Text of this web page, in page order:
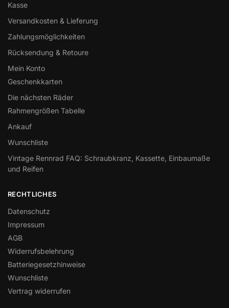
Kasse
Versandkosten & Lieferung
Zahlungsmöglichkeiten
Rücksendung & Retoure
Mein Konto
Geschenkkarten
Die nächsten Räder
Rahmengrößen Tabelle
Ankauf
Wunschliste
Vintage Rennrad FAQ: Schraubkranz, Kassette, Einbaumaße
und Reifen
RECHTLICHES
Datenschutz
Impressum
AGB
Widerrufsbelehrung
Batteriegesetzhinweise
Wunschliste
Vertrag widerrufen